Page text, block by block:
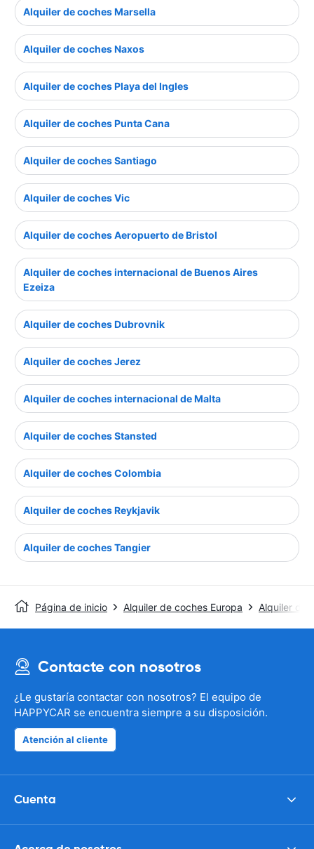
Alquiler de coches Marsella
Alquiler de coches Naxos
Alquiler de coches Playa del Ingles
Alquiler de coches Punta Cana
Alquiler de coches Santiago
Alquiler de coches Vic
Alquiler de coches Aeropuerto de Bristol
Alquiler de coches internacional de Buenos Aires
Ezeiza
Alquiler de coches Dubrovnik
Alquiler de coches Jerez
Alquiler de coches internacional de Malta
Alquiler de coches Stansted
Alquiler de coches Colombia
Alquiler de coches Reykjavik
Alquiler de coches Tangier
Página de inicio Alquiler de coches Europa Alquiler de
Contacte con nosotros
¿Le gustaría contactar con nosotros? El equipo de
HAPPYCAR se encuentra siempre a su disposición.
Atención al cliente
Cuenta